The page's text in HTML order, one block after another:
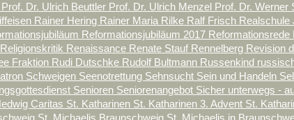
Prof. Dr. Ulrich Beuttler Prof. Dr. Ulrich Menzel Prof. Dr. Werner
Rainer Hering Rainer Maria Rilke Ralf Frisch Realschule
Reformationsjubiläum 2017 Reformationsrede
Religionskritik Renaissance Renate Stauf Rennelberg Revision
Fraktion Rudi Dutschke Rudolf Bultmann Russenkind
Schweigen Seenotrettung Sehnsucht Sein und Handeln
Senioren Seniorenangebot Sicher unterwegs -
Caritas St. Katharinen St. Katharinen 3. Advent St.